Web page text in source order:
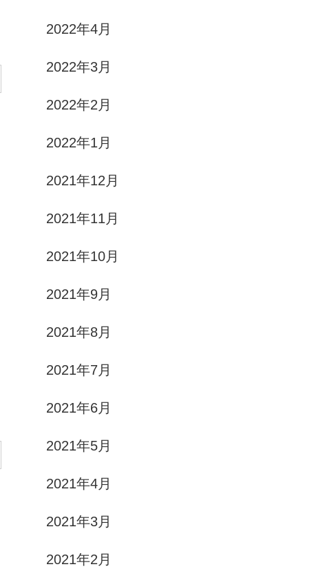
2022年4月
2022年3月
2022年2月
2022年1月
2021年12月
2021年11月
2021年10月
2021年9月
2021年8月
2021年7月
2021年6月
2021年5月
2021年4月
2021年3月
2021年2月